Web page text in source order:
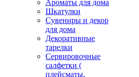
Ароматы для дома
Шкатулки
Сувениры и декор
для дома
Декоративные
тарелки
Сервировочные
салфетки (
плейсматы,